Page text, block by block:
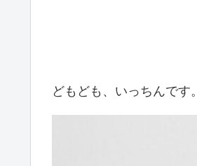
どもども、いっちんです。